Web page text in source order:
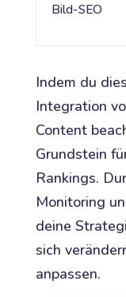
Bild-SEO
Indem du
Integration
Content
Grundstein
Rankings.
Monitoring
deine
sich
anpassen.